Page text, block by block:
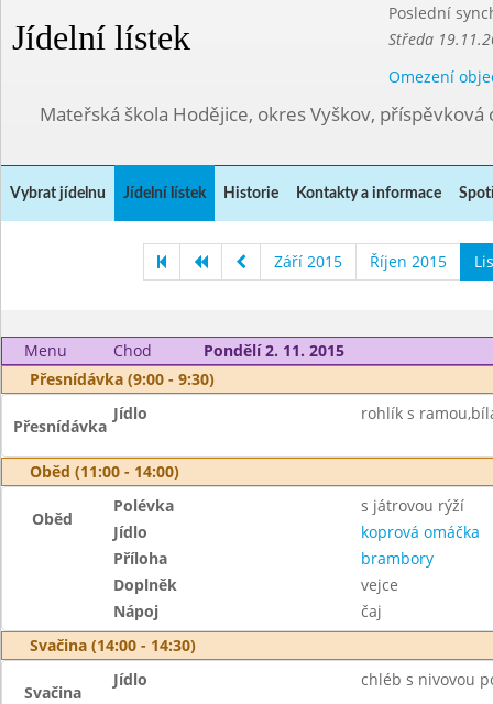
Jídelní lístek
Poslední
Středa
Omezení
Mateřská škola Hodějice, okres Vyškov, příspěvková
Vybrat jídelnu Jídelní lístek Historie Kontakty a informace
Září 2015 Říjen 2015
Menu Chod
Pondělí 2. 11. 2015
Přesnídávka (9:00 - 9:30)
Přesnídávka
Jídlo rohlík s
Oběd (11:00 - 14:00)
Oběd
Polévka
s játrovou rýží
Jídlo
koprová omáčka
Příloha
brambory
Doplněk
vejce
Nápoj
čaj
Svačina (14:00 - 14:30)
Svačina
Jídlo chléb s nivovou